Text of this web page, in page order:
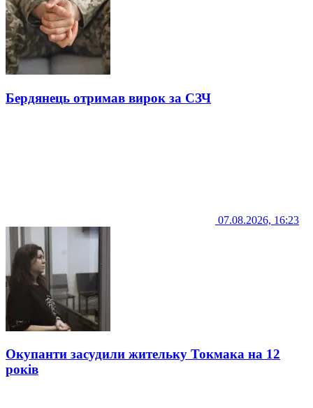
Бердянець отримав вирок за СЗЧ
07.08.2026, 16:23
Окупанти засудили жительку Токмака на 12
років